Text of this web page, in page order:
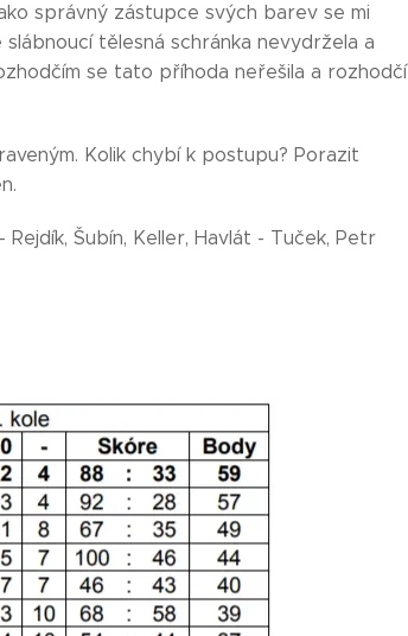
správný zástupce svých barev se mi
tělesná schránka nevydržela a
se tato příhoda neřešila a rozhodčí
Kolik chybí k postupu? Porazit
Šubín, Keller, Havlát - Tuček, Petr